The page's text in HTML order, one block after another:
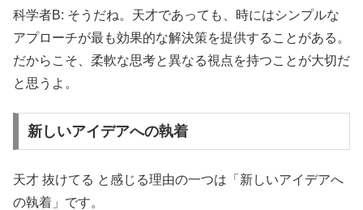
科学者B: そうだね。天才であっても、時にはシンプルな
アプローチが最も効果的な解決策を提供することがある。
だからこそ、柔軟な思考と異なる視点を持つことが大切だ
と思うよ。
新しいアイデアへの執着
天才 抜けてる と感じる理由の一つは「新しいアイデアへ
の執着」です。